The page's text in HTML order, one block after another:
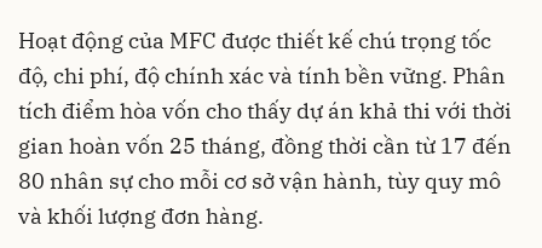
Hoạt động của MFC được thiết kế chú trọng tốc
độ, chi phí, độ chính xác và tính bền vững. Phân
tích điểm hòa vốn cho thấy dự án khả thi với thời
gian hoàn vốn 25 tháng, đồng thời cần từ 17 đến
80 nhân sự cho mỗi cơ sở vận hành, tùy quy mô
và khối lượng đơn hàng.